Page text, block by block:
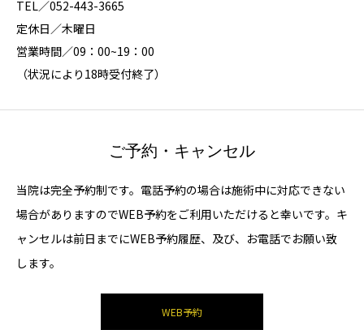
TEL／052-443-3665
定休日／木曜日
営業時間／09：00~19：00
（状況により18時受付終了）
ご予約・キャンセル
当院は完全予約制です。電話予約の場合は施術中に対応できない
場合がありますのでWEB予約をご利用いただけると幸いです。キ
ャンセルは前日までにWEB予約履歴、及び、お電話でお願い致
します。
WEB予約